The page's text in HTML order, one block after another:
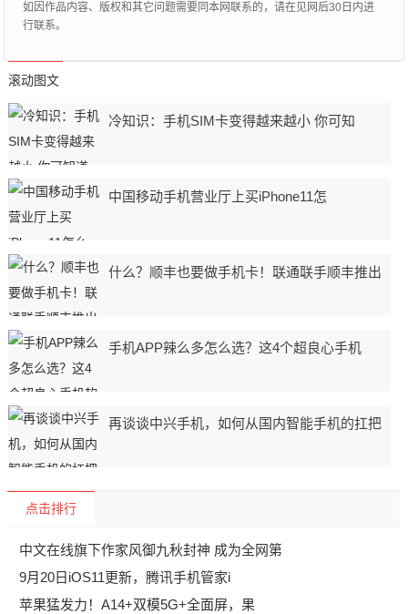
如因作品内容、版权和其它问题需要同本网联系的，请在见网后30日内进
行联系。
滚动图文
冷知识：手机SIM卡变得越来越小 你可知
中国移动手机营业厅上买iPhone11怎
什么？顺丰也要做手机卡！联通联手顺丰推出
手机APP辣么多怎么选？这4个超良心手机
再谈谈中兴手机，如何从国内智能手机的扛把
点击排行
中文在线旗下作家风御九秋封神 成为全网第
9月20日iOS11更新，腾讯手机管家i
苹果猛发力！A14+双模5G+全面屏，果